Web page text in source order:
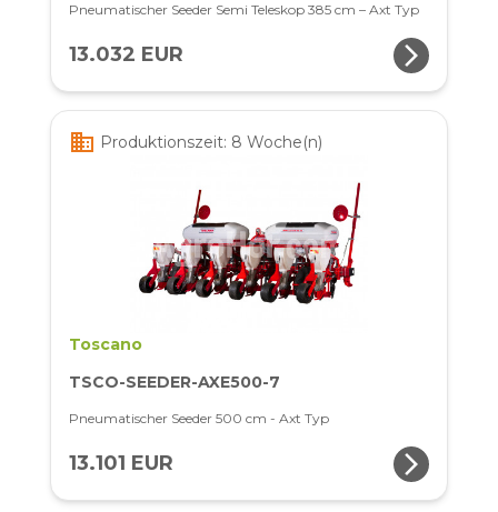
Pneumatischer Seeder Semi Teleskop 385 cm – Axt Typ
13.032 EUR arrow_forward_ios
business Produktionszeit: 8 Woche(n)
Toscano
TSCO-SEEDER-AXE500-7
Pneumatischer Seeder 500 cm - Axt Typ
13.101 EUR arrow_forward_ios